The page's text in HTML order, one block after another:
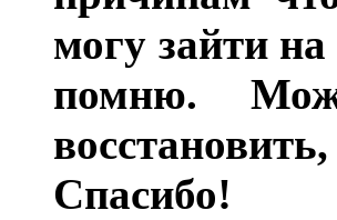
могу зайти
помню.
Спасибо!